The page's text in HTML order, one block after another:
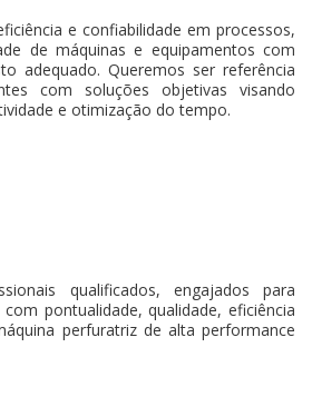
e confiabilidade em processos,
de máquinas e equipamentos com
adequado. Queremos ser referência
com soluções objetivas visando
e otimização do tempo.
qualificados, engajados para
pontualidade, qualidade, eficiência
perfuratriz de alta performance